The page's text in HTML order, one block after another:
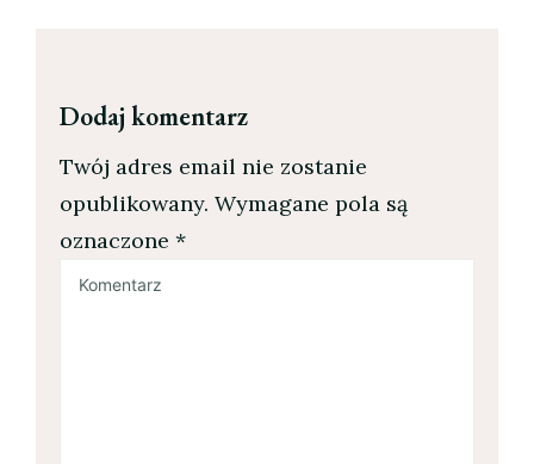
Dodaj komentarz
Twój adres email nie zostanie
opublikowany. Wymagane pola są
oznaczone *